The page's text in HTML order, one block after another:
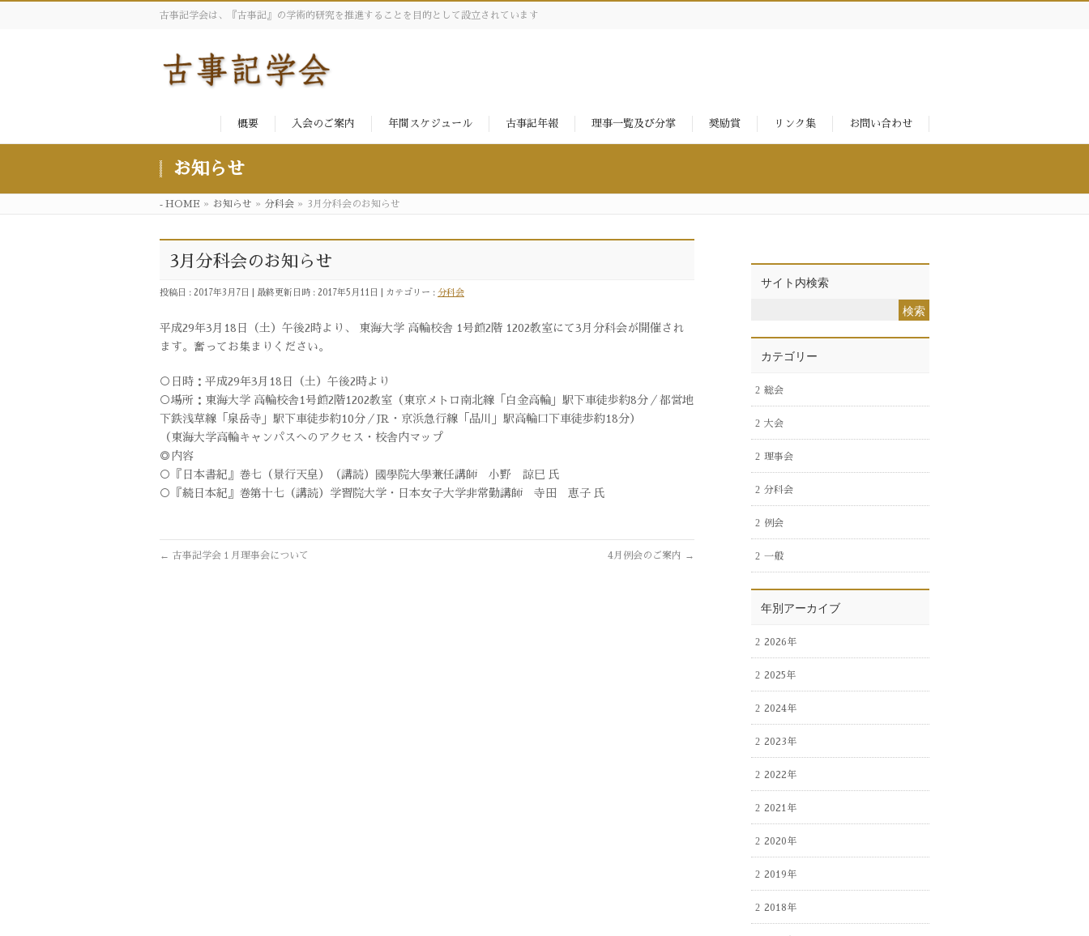
古事記学会は、『古事記』の学術的研究を推進することを目的として設立されています
概要 入会のご案内 年間スケジュール 古事記年報 理事一覧及び分掌 奨励賞 リンク集 お問い合わせ
お知らせ
HOME » お知らせ » 分科会 » 3月分科会のお知らせ
3月分科会のお知らせ
投稿日 : 2017年3月7日 最終更新日時 : 2017年5月11日 カテゴリー : 分科会
平成29年3月18日（土）午後2時より、 東海大学 高輪校舎 1号館2階 1202教室にて3月分科会が開催され
ます。奮ってお集まりください。
○日時：平成29年3月18日（土）午後2時より
○場所：東海大学 高輪校舎1号館2階1202教室（東京メトロ南北線「白金高輪」駅下車徒歩約8分／都営地
下鉄浅草線「泉岳寺」駅下車徒歩約10分／JR・京浜急行線「品川」駅高輪口下車徒歩約18分）
（東海大学高輪キャンパスへのアクセス・校舎内マップ
◎内容
○『日本書紀』巻七（景行天皇）（講読）國學院大學兼任講師 小野 諒巳 氏
○『続日本紀』巻第十七（講読）学習院大学・日本女子大学非常勤講師 寺田 恵子 氏
← 古事記学会１月理事会について 4月例会のご案内 →
サイト内検索
カテゴリー
総会
大会
理事会
分科会
例会
一般
年別アーカイブ
2026年
2025年
2024年
2023年
2022年
2021年
2020年
2019年
2018年